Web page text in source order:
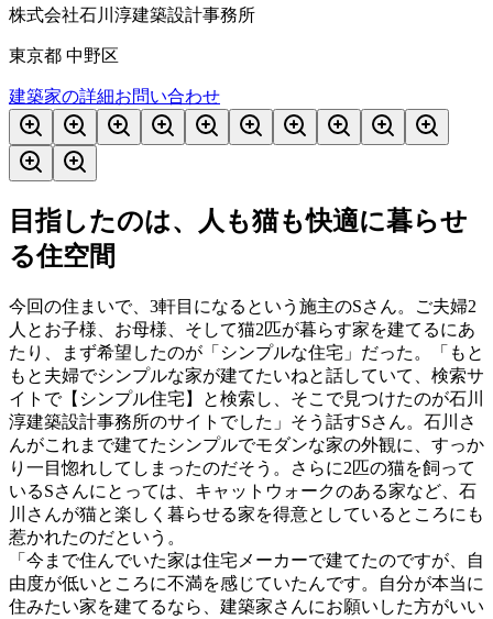
株式会社石川淳建築設計事務所
東京都 中野区
建築家の詳細お問い合わせ
目指したのは、人も猫も快適に暮らせ
る住空間
今回の住まいで、3軒目になるという施主のSさん。ご夫婦2
人とお子様、お母様、そして猫2匹が暮らす家を建てるにあ
たり、まず希望したのが「シンプルな住宅」だった。「もと
もと夫婦でシンプルな家が建てたいねと話していて、検索サ
イトで【シンプル住宅】と検索し、そこで見つけたのが石川
淳建築設計事務所のサイトでした」そう話すSさん。石川さ
んがこれまで建てたシンプルでモダンな家の外観に、すっか
り一目惚れしてしまったのだそう。さらに2匹の猫を飼って
いるSさんにとっては、キャットウォークのある家など、石
川さんが猫と楽しく暮らせる家を得意としているところにも
惹かれたのだという。
「今まで住んでいた家は住宅メーカーで建てたのですが、自
由度が低いところに不満を感じていたんです。自分が本当に
住みたい家を建てるなら、建築家さんにお願いした方がいい